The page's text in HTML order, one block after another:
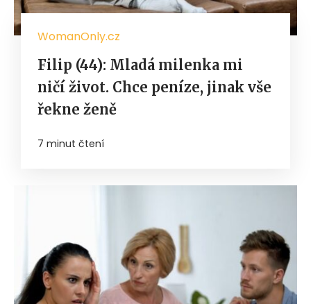
WomanOnly.cz
Filip (44): Mladá milenka mi
ničí život. Chce peníze, jinak vše
řekne ženě
7 minut čtení